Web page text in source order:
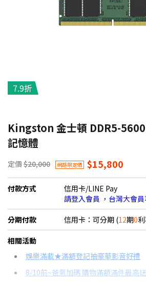
7.9折
Kingston 金士頓 DDR5-
記憶體
定價 $20,000 網路限定價 $15,800
付款方式
信用卡/LINE Pay
請登入會員 ，台灣大會
分期付款 信用卡：可分期 (12期0
＊實際可分期數、適用利率，請以購物車
信用卡分期
分期數 每期金額
相關活動
娛樂滿載★滿額登記抽豪華影音好禮
8/10前~爸氣加碼 購物滿額滿件最高